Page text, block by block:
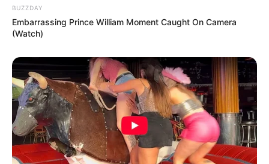
Ελληνικό
• Τι μεταβιβάστηκε: Μετοχές + δικαίωμα αξιοποίησης
• Ανάδοχος: Lamda Development
• Είδος: Μακροχρόνια αξιοποίηση / πώληση
Αστέρας Βουλιαγμένης
• Τι ιδιωτικοποιήθηκε: 90%
• Τίμημα: ≈ 400 εκ. €
BUZZDAY
Embarrassing Prince William Moment Caught On Camera
(Watch)